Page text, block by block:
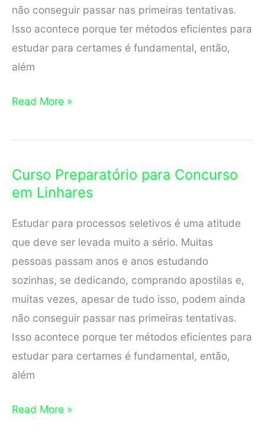
não conseguir passar nas primeiras tentativas.
Isso acontece porque ter métodos eficientes para
estudar para certames é fundamental, então,
além
Curso
para
em
São
Read More »
Curso Preparatório para Concurso
em Linhares
Estudar para processos seletivos é uma atitude
que deve ser levada muito a sério. Muitas
pessoas passam anos e anos estudando
sozinhas, se dedicando, comprando apostilas e,
muitas vezes, apesar de tudo isso, podem ainda
não conseguir passar nas primeiras tentativas.
Isso acontece porque ter métodos eficientes para
estudar para certames é fundamental, então,
além
Curso
Read More »